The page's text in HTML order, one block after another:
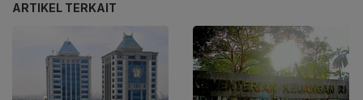
ARTIKEL TERKAIT